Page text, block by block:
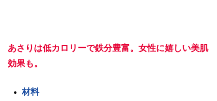
あさりは低カロリーで鉄分豊富。女性に嬉しい美肌
効果も。
材料